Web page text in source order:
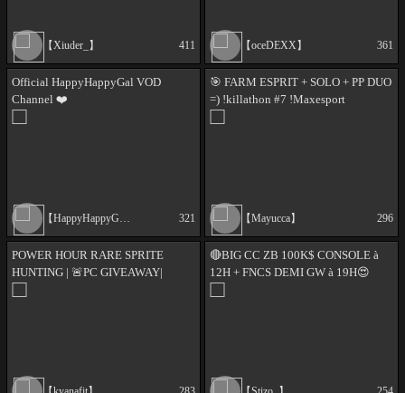
【Xiuder_】 411 【oceDEXX】 361
Official HappyHappyGal VOD
Channel ❤️
【HappyHappyGal_VOD】 321
🎯 FARM ESPRIT + SOLO + PP DUO
=) !killathon #7 !Maxesport
【Mayucca】 296
POWER HOUR RARE SPRITE
HUNTING | 🚨PC GIVEAWAY|
🔴BIG CC ZB 100K$ CONSOLE à
12H + FNCS DEMI GW à 19H😍